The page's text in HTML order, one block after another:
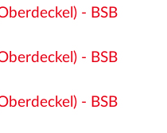
- BSB
- BSB
- BSB